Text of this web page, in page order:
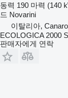
동력 190 마력 (140
드 Novarini
이탈리아, Canaro
ECOLOGICA 2000
판매자에게 연락